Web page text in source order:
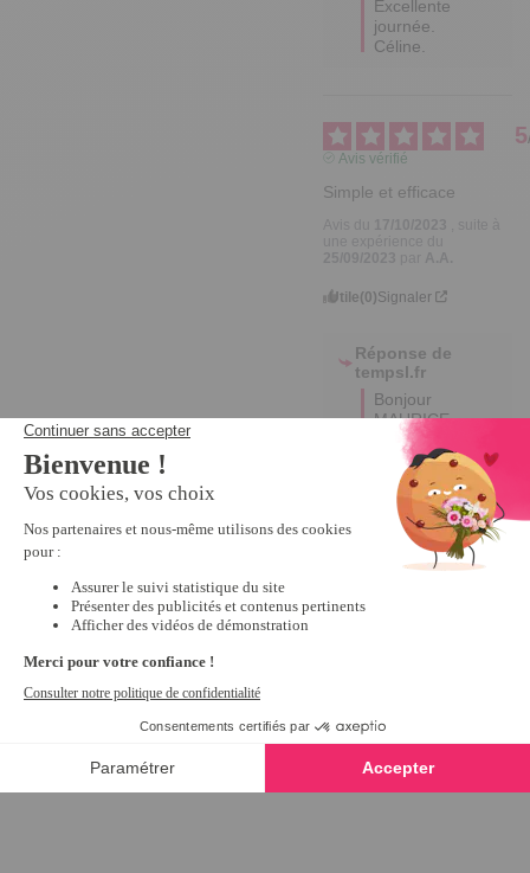
Excellente
journée.
Céline.
5
Avis vérifié
Simple et efficace
Utile(0)Signaler
Réponse de
tempsl.fr
Bonjour
MAURICE,
Merci pour
votre gentil
retour,
nous
espérons
vous servir
encore